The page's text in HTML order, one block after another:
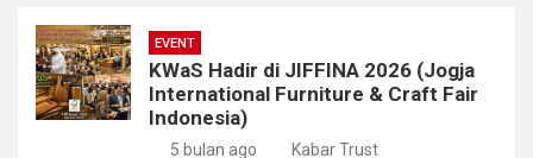
EVENT
KWaS Hadir di JIFFINA 2026 (Jogja
International Furniture & Craft Fair
Indonesia)
5 bulan ago Kabar Trust